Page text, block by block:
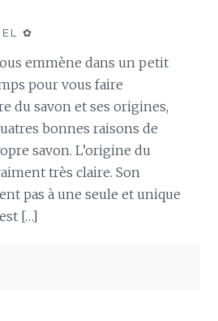
✿
emmène dans un petit
pour vous faire
du savon et ses origines,
bonnes raisons de
savon. L’origine du
très claire. Son
pas à une seule et unique
[…]